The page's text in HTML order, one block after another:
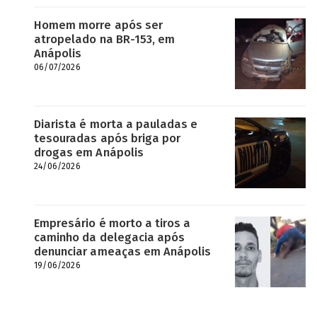
Homem morre após ser
atropelado na BR-153, em
Anápolis
06/07/2026
Diarista é morta a pauladas e
tesouradas após briga por
drogas em Anápolis
24/06/2026
Empresário é morto a tiros a
caminho da delegacia após
denunciar ameaças em Anápolis
19/06/2026